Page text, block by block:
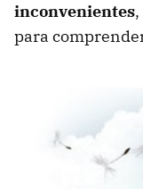
inconvenientes
para